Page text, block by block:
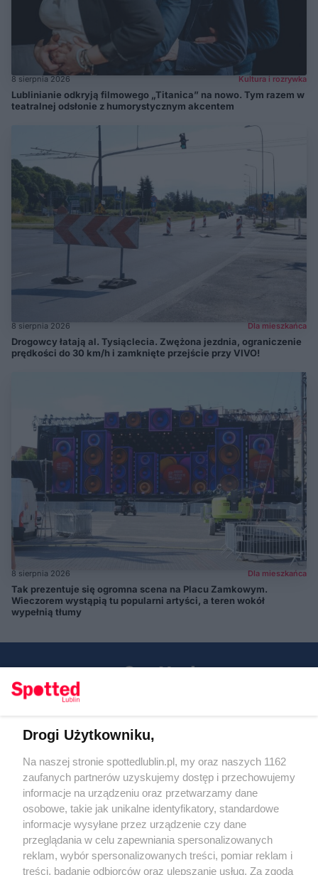
8 sierpnia 2026 Kultura i rozrywka
Lublinianie odkryją filmowego „Titanica” na nowo. Tym razem w
teatralnej odsłonie z humorystycznym akcentem
8 sierpnia 2026 Dla mieszkańca
Drogowcy łatają al. Tysiąclecia. Zwężona jezdnia, ograniczenie
prędkości do 30 km/h i zamknięte przejście przy VIVO!
8 sierpnia 2026 Dla mieszkańca
Tak prezentuje się ogromna scena na Placu Zamkowym.
Wieczorem wystąpią tu popularni artyści, a teren wokół
wypełnią tłumy
KATEGORIE
OGŁOSZENIA
Regulamin
Polityka prywatności
RODO
Warunki korzystania z treści
Drogi Użytkowniku,
Na naszej stronie spottedlublin.pl, my oraz naszych 1162
zaufanych partnerów uzyskujemy dostęp i przechowujemy
informacje na urządzeniu oraz przetwarzamy dane
osobowe, takie jak unikalne identyfikatory, standardowe
informacje wysyłane przez urządzenie czy dane
przeglądania w celu zapewniania spersonalizowanych
reklam, wybór spersonalizowanych treści, pomiar reklam i
treści, badanie odbiorców oraz ulepszanie usług. Za zgodą